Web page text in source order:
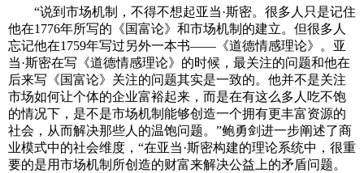
“说到市场机制，不得不想起亚当·斯密。很多人只是记住
他在1776年所写的《国富论》和市场机制的建立。但很多人
忘记他在1759年写过另外一本书——《道德情感理论》。亚
当·斯密在写《道德情感理论》的时候，最关注的问题和他在
后来写《国富论》关注的问题其实是一致的。他并不是关注
市场如何让个体的企业富裕起来，而是在有这么多人吃不饱
的情况下，是不是市场机制能够创造一个拥有更丰富资源的
社会，从而解决那些人的温饱问题。”鲍勇剑进一步阐述了商
业模式中的社会维度，“在亚当·斯密构建的理论系统中，很重
要的是用市场机制所创造的财富来解决公益上的矛盾问题。